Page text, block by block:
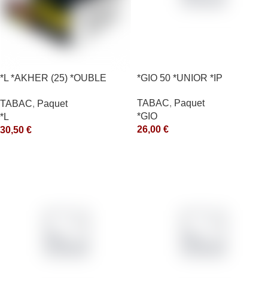
*L *AKHER (25) *OUBLE
TABAC, Paquet
*L
30,50 €
*GIO 50 *UNIOR *IP
TABAC, Paquet
*GIO
26,00 €